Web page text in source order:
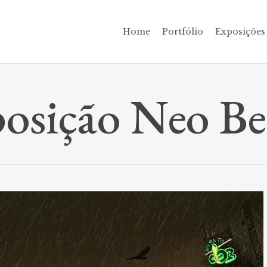
Home Portfólio Exposições
Neo